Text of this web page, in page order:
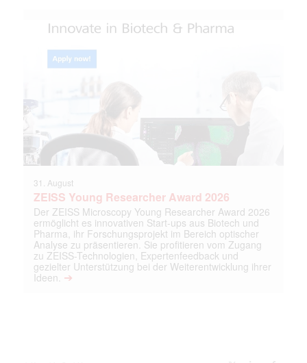
31. August
ZEISS Young Researcher Award 2026
Der ZEISS Microscopy Young Researcher Award 2026
ermöglicht es innovativen Start-ups aus Biotech und
Pharma, ihr Forschungsprojekt im Bereich optischer
Analyse zu präsentieren. Sie profitieren vom Zugang
zu ZEISS-Technologien, Expertenfeedback und
gezielter Unterstützung bei der Weiterentwicklung ihrer
Ideen. ➔